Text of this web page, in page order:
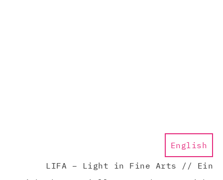
English
LIFA – Light in Fine Arts // Ein